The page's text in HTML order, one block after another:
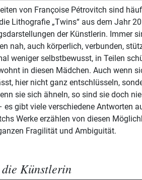
von Françoise Pétrovitch sind
Lithografie „Twins“ aus dem Jahr
der Künstlerin. Immer
nah, auch körperlich, verbunden,
weniger selbstbewusst, in Teilen
in diesen Mädchen. Auch wenn
hier nicht ganz entschlüsseln,
sie sich ähneln, so sind sie doch
es gibt viele verschiedene Antworten
Werke erzählen von diesen
Fragilität und Ambiguität.
Künstlerin